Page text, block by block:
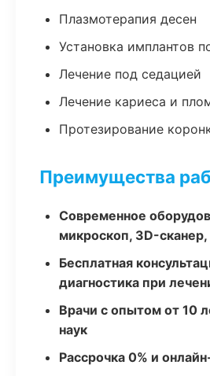
Плазмотерапия десен
Установка имплантов
Лечение под седацией
Лечение кариеса и
Протезирование
Преимущества
Современное
микроскоп, 3D-
Бесплатная
диагностика при
Врачи с опытом от 10
наук
Рассрочка 0% и